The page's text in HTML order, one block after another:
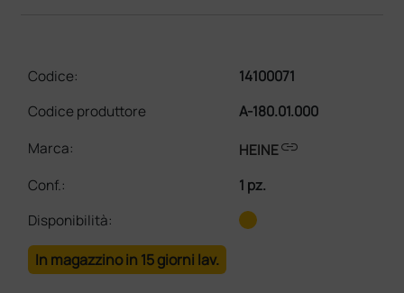
Codice:
14100071
Codice produttore
A-180.01.000
Marca:
HEINElink
Conf.:
1 pz.
Disponibilità:
In magazzino in 15 giorni lav.